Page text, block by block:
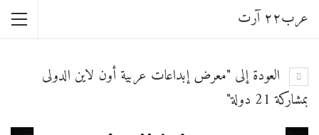
عرب٢٢ آرت
العودة إلى "معرض إبداعات عربية أون لاين الدولى
بمشاركة 21 دولة"